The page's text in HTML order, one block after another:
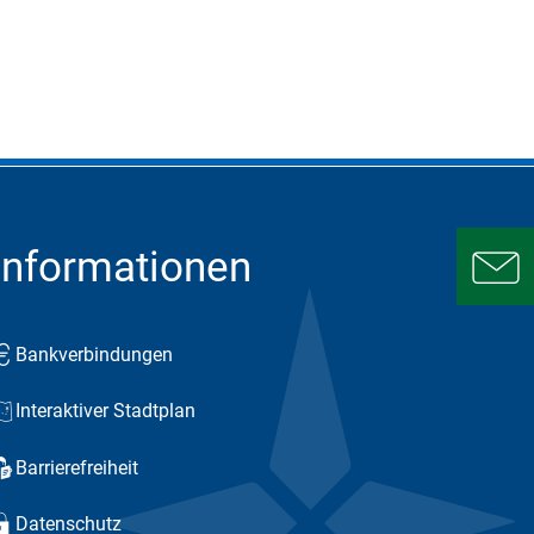
Bankverbindungen
Interaktiver Stadtplan
Barrierefreiheit
Datenschutz